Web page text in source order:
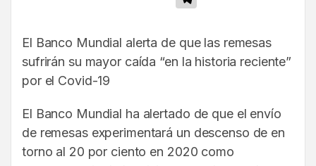
El Banco Mundial alerta de que las remesas
sufrirán su mayor caída “en la historia reciente”
por el Covid-19
El Banco Mundial ha alertado de que el envío
de remesas experimentará un descenso de en
torno al 20 por ciento en 2020 como